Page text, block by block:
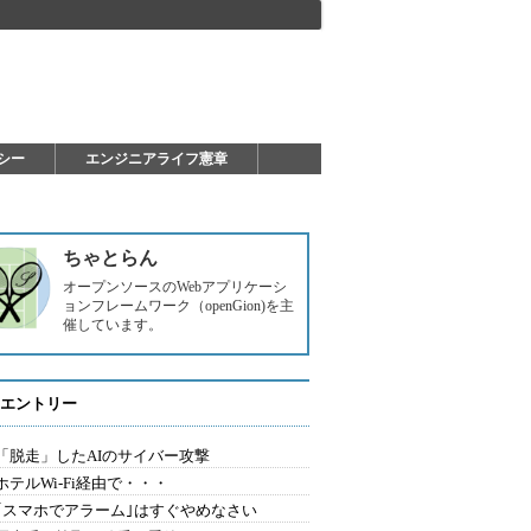
ー エンジニアライフ憲章
ちゃとらん
オープンソースのWebアプリケーシ
ョンフレームワーク（openGion)を主
催しています。
ントリー
脱走」したAIのサイバー攻撃
テルWi-Fi経由で・・・
スマホでアラーム｣はすぐやめなさい